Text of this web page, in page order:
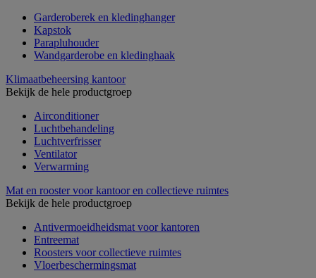
Garderoberek en kledinghanger
Kapstok
Parapluhouder
Wandgarderobe en kledinghaak
Klimaatbeheersing kantoor
Bekijk de hele productgroep
Airconditioner
Luchtbehandeling
Luchtverfrisser
Ventilator
Verwarming
Mat en rooster voor kantoor en collectieve ruimtes
Bekijk de hele productgroep
Antivermoeidheidsmat voor kantoren
Entreemat
Roosters voor collectieve ruimtes
Vloerbeschermingsmat